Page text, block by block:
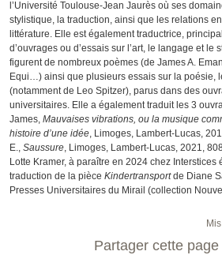
l’Université Toulouse-Jean Jaurès où ses
stylistique, la traduction, ainsi que les relations
littérature. Elle est également traductrice,
d’ouvrages ou d’essais sur l’art, le langage et le
figurent de nombreux poèmes (de James A.
Equi…) ainsi que plusieurs essais sur la poésie,
(notamment de Leo Spitzer), parus dans des
universitaires. Elle a également traduit les 3
James, Mauvaises vibrations, ou la musique
histoire d’une idée, Limoges, Lambert-Lucas,
E., Saussure, Limoges, Lambert-Lucas, 2021,
Lotte Kramer, à paraître en 2024 chez
traduction de la pièce Kindertransportde Diane
Presses Universitaires du Mirail (collection
Partager cette page